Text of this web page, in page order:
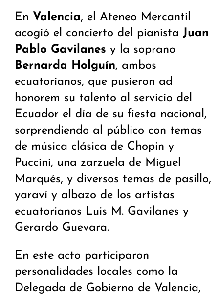
En Valencia, el Ateneo Mercantil
acogió el concierto del pianista Juan
Pablo Gavilanes y la soprano
Bernarda Holguín, ambos
ecuatorianos, que pusieron ad
honorem su talento al servicio del
Ecuador el día de su fiesta nacional,
sorprendiendo al público con temas
de música clásica de Chopin y
Puccini, una zarzuela de Miguel
Marqués, y diversos temas de pasillo,
yaraví y albazo de los artistas
ecuatorianos Luis M. Gavilanes y
Gerardo Guevara.
En este acto participaron
personalidades locales como la
Delegada de Gobierno de Valencia,